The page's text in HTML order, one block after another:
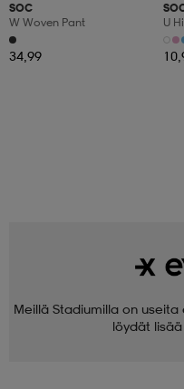
SOC
W Woven Pant
34,99
U
Meillä Stadiumilla on
löydät